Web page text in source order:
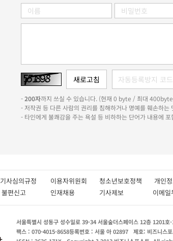
-200자까지 쓰실 수 있습니다. (현재 0 byte / 최대
- 저작권 등 다른 사람의 권리를 침해하거나 명예를 훼손하
- 타인에게 불쾌감을 주는 욕설 등 비하하는 단어가 내용에
기사심의규정 이용자위원회 청소년보호정책 개인
불편신고 인재채용 기사제보 이메
서울특별시 성동구 성수일로 39-34 서울숲더스페이스 12층 1201호
팩스 : 070-4015-8658등록번호 : 서울 아 02897 제호: 비즈니스